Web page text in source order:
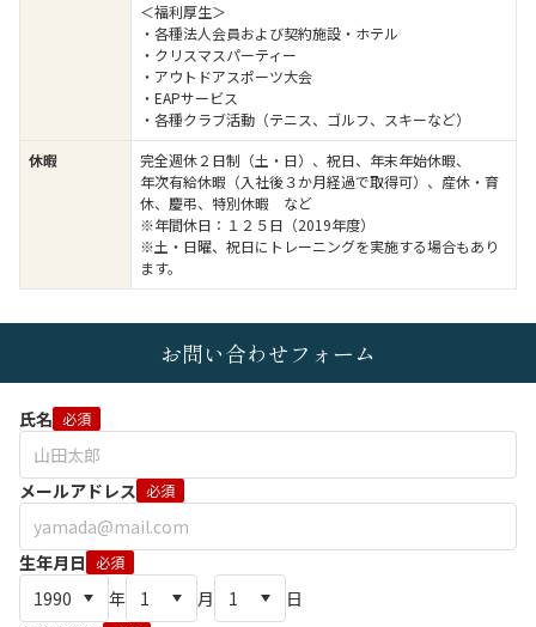
＜福利厚生＞
・各種法人会員および契約施設・ホテル
・クリスマスパーティー
・アウトドアスポーツ大会
・EAPサービス
・各種クラブ活動（テニス、ゴルフ、スキーなど）
休暇
完全週休２日制（土・日）、祝日、年末年始休暇、
年次有給休暇（入社後３か月経過で取得可）、産休・育
休、慶弔、特別休暇 など
※年間休日：１２５日（2019年度）
※土・日曜、祝日にトレーニングを実施する場合もあり
ます。
お問い合わせフォーム
氏名 必須
メールアドレス 必須
生年月日 必須
年 月
日